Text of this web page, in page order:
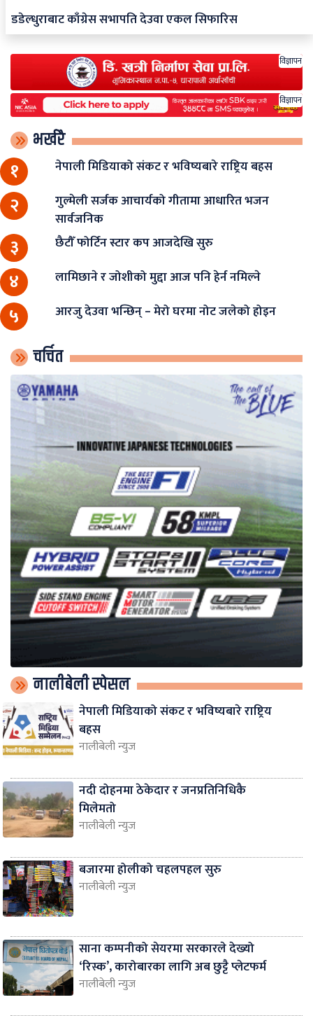
डडेल्धुराबाट काँग्रेस सभापति देउवा एकल सिफारिस
विज्ञापन
विज्ञापन
भर्खरै
१ नेपाली मिडियाको संकट र भविष्यबारे राष्ट्रिय बहस
२
गुल्मेली सर्जक आचार्यको गीतामा आधारित भजन
सार्वजनिक
३ छैटौँ फोर्टिन स्टार कप आजदेखि सुरु
४ लामिछाने र जोशीको मुद्दा आज पनि हेर्न नमिल्ने
५ आरजु देउवा भन्छिन् – मेरो घरमा नोट जलेको होइन
चर्चित
नालीबेली स्पेसल
नेपाली मिडियाको संकट र भविष्यबारे राष्ट्रिय
बहस
नालीबेली न्युज
नदी दोहनमा ठेकेदार र जनप्रतिनिधिकै
मिलेमतो
नालीबेली न्युज
बजारमा होलीको चहलपहल सुरु
नालीबेली न्युज
साना कम्पनीको सेयरमा सरकारले देख्यो
‘रिस्क’, कारोबारका लागि अब छुट्टै प्लेटफर्म
नालीबेली न्युज